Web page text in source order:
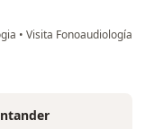
• Visita Fonoaudiología